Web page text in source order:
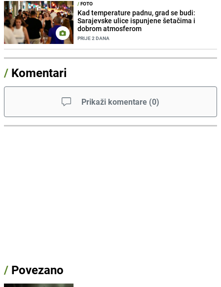
/FOTO
Kad temperature padnu, grad se budi:
Sarajevske ulice ispunjene šetačima i
dobrom atmosferom
PRIJE 2 DANA
/ Komentari
Prikaži komentare (0)
/ Povezano